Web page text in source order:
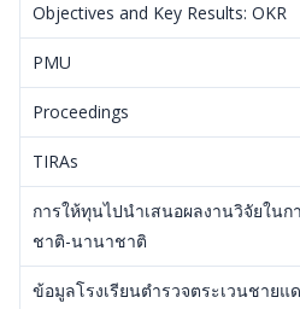
Objectives and Key Results: OKR
PMU
Proceedings
TIRAs
การให้ทุนไปนำเสนอผลงานวิจัยใน
ชาติ-นานาชาติ
ข้อมูลโรงเรียนตำรวจตระเวนชายแ